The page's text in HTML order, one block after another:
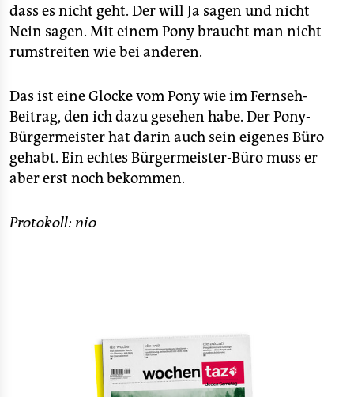
dass es nicht geht. Der will Ja sagen und nicht
Nein sagen. Mit einem Pony braucht man nicht
rumstreiten wie bei anderen.
Das ist eine Glocke vom Pony wie im Fernseh-
Beitrag, den ich dazu gesehen habe. Der Pony-
Bürgermeister hat darin auch sein eigenes Büro
gehabt. Ein echtes Bürgermeister-Büro muss er
aber erst noch bekommen.
Protokoll: nio